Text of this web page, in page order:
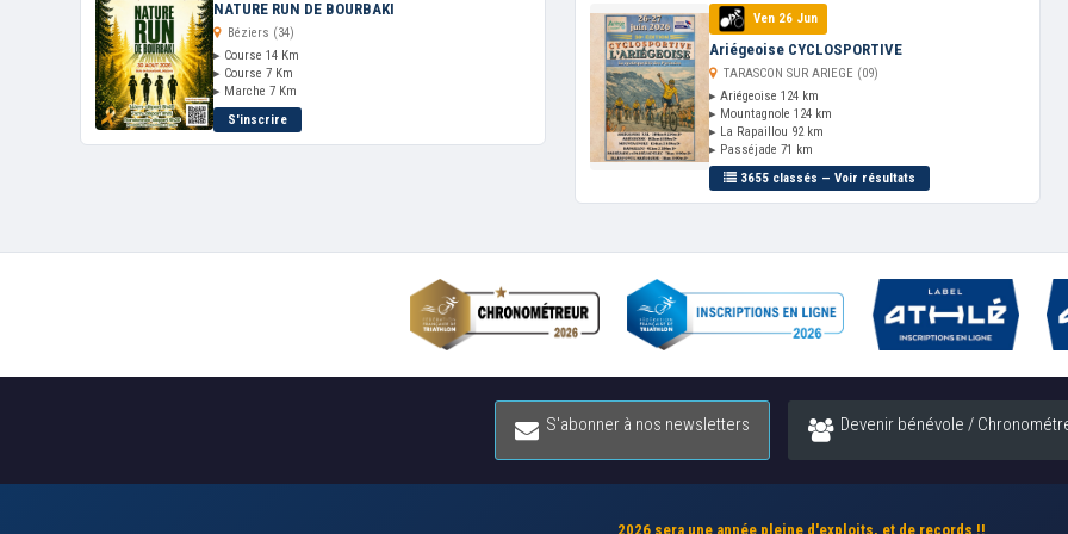
NATURE RUN DE BOURBAKI
Béziers (34)
▸ Course 14 Km
▸ Course 7 Km
▸ Marche 7 Km
S'inscrire
Ven 26 Jun
Ariégeoise CYCLOSPORTIVE
TARASCON SUR ARIEGE (09)
▸ Ariégeoise 124 km
▸ Mountagnole 124 km
▸ La Rapaillou 92 km
▸ Passéjade 71 km
3655 classés — Voir résultats
S'abonner à nos newsletters Devenir bénévole /
2026 sera une année pleine d'exploits, et de records !!